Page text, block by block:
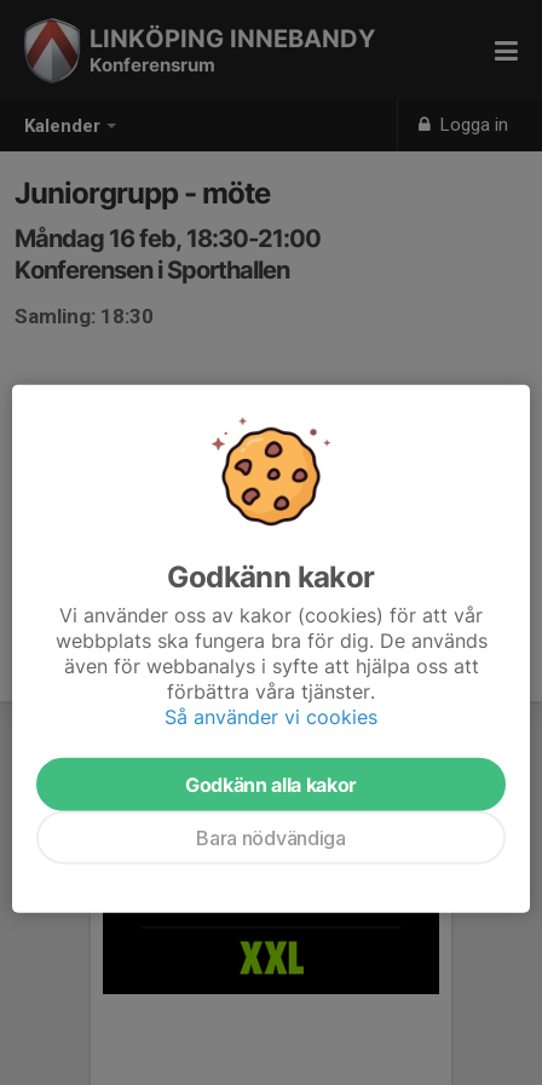
Kalender Logga in
LINKÖPING INNEBANDY
Konferensrum
Juniorgrupp - möte
Måndag 16 feb, 18:30-21:00
Konferensen i Sporthallen
Samling: 18:30
Godkänn kakor
Vi använder oss av kakor (cookies) för att vår
webbplats ska fungera bra för dig. De används
även för webbanalys i syfte att hjälpa oss att
förbättra våra tjänster.
Så använder vi cookies
Godkänn alla kakor
Bara nödvändiga